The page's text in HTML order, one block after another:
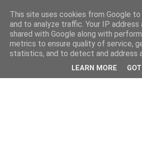
This site uses cookies from Google
and to analyze traffic. Your IP address
shared with Google along with
metrics to ensure quality of service,
statistics, and to detect and address
LEARN MORE